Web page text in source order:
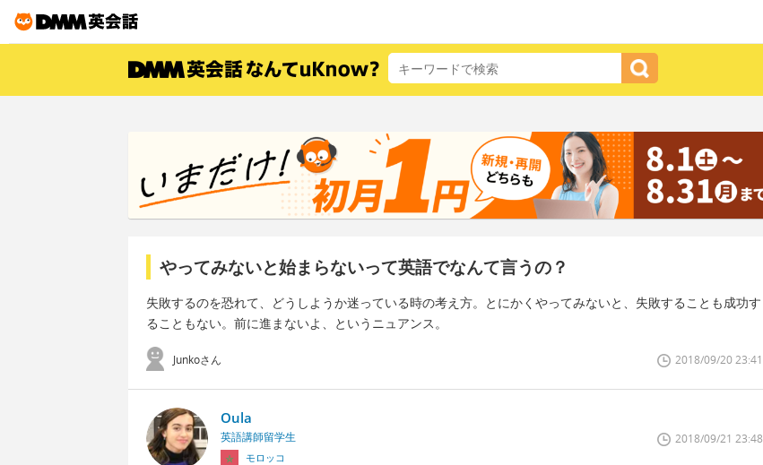
やってみないと始まらないって英語でなんて言うの？
失敗するのを恐れて、どうしようか迷っている時の考え方。とにかくやってみないと、失敗することも成功す
ることもない。前に進まないよ、というニュアンス。
Junkoさん 2018/09/20 23:41
Oula
英語講師留学生
モロッコ
2018/09/21 23:48